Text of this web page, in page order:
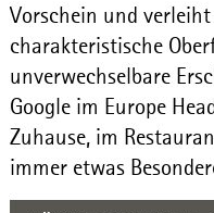
Vorschein und
charakteristische
unverwechselbare
Google im Europe
Zuhause, im
immer etwas